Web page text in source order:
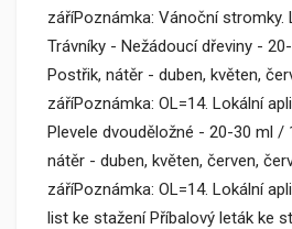
záříPoznámka: Vánoční stromky.
Trávníky - Nežádoucí dřeviny -
Postřik, nátěr - duben, květen,
záříPoznámka: OL=14. Lokální
Plevele dvouděložné - 20-30 ml /
nátěr - duben, květen, červen,
záříPoznámka: OL=14. Lokální
list ke stažení Příbalový leták ke